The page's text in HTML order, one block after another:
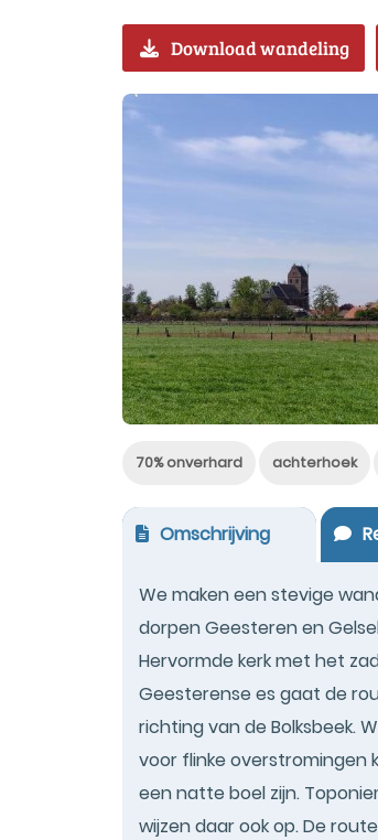
Download wandeling
70% onverhard achterhoek
Omschrijving
We maken een stevige
dorpen Geesteren en
Hervormde kerk met het
Geesterense es gaat de
richting van de Bolksbeek.
voor flinke overstromingen
een natte boel zijn.
wijzen daar ook op. De